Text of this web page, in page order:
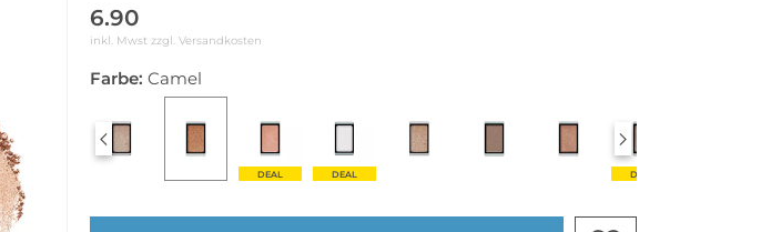
6.90
inkl. Mwst zzgl. Versandkosten
Farbe: Camel
DEAL DEAL DEAL